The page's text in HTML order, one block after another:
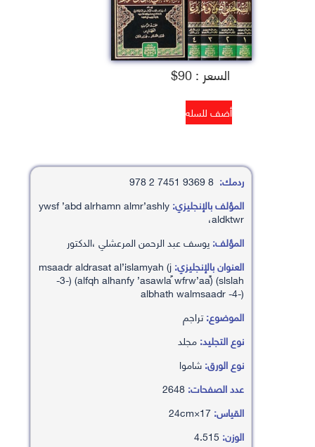
السعر : 90$
ردمك:
المؤلف بالإنجليزي:ywsf ’abd alrhamn almr’ashly
،aldktwr
المؤلف:يوسف عبد الرحمن المرعشلي ،الدكتور
العنوان بالإنجليزي:msaadr aldrasat al’islamyah (j
-3-) (alfqh alhanfy ’asawlaً wfrw’aaً) (slslah
albhath walmsaadr -4-)
الموضوع:تراجم
نوع التجليد:مجلد
نوع الورق:شاموا
عدد الصفحات:
القياس:
الوزن: